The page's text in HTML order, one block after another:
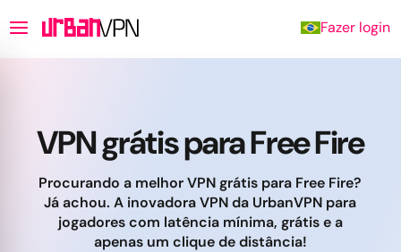
Fazer login
VPN grátis para Free Fire
Procurando a melhor VPN grátis para Free Fire?
Já achou. A inovadora VPN da UrbanVPN para
jogadores com latência mínima, grátis e a
apenas um clique de distância!